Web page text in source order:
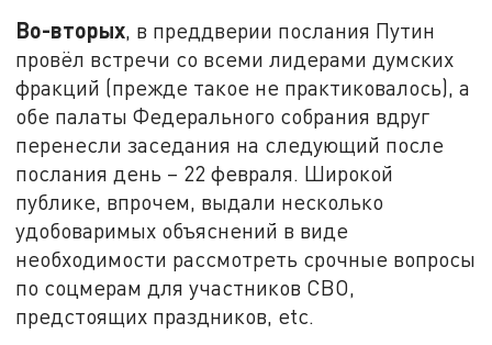
Во-вторых, в преддверии послания Путин
провёл встречи со всеми лидерами думских
фракций (прежде такое не практиковалось), а
обе палаты Федерального собрания вдруг
перенесли заседания на следующий после
послания день – 22 февраля. Широкой
публике, впрочем, выдали несколько
удобоваримых объяснений в виде
необходимости рассмотреть срочные вопросы
по соцмерам для участников СВО,
предстоящих праздников, etc.